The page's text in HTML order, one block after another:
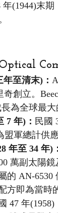
(1944)末
至清末)：
創立。
長為全球最
7 年)： 民國
軍總計供
年至 34 年)：
萬副太陽
的 AN-
方即為當時
47 年